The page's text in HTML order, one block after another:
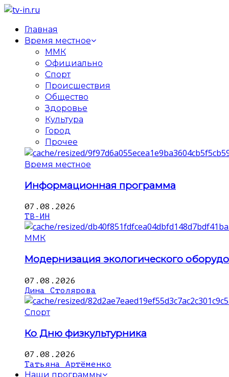
Главная
Время местное
ММК
Официально
Спорт
Происшествия
Общество
Здоровье
Культура
Город
Прочее
Время местное
Информационная программа
07.08.2026
ТВ-ИН
ММК
Модернизация экологического
07.08.2026
Дина Столярова
Спорт
Ко Дню физкультурника
07.08.2026
Татьяна Артёменко
Наши программы